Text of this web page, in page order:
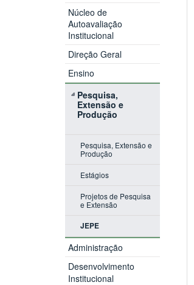
Núcleo de
Autoavaliação
Institucional
Direção Geral
Ensino
Pesquisa,
Extensão e
Produção
Pesquisa, Extensão e
Produção
Estágios
Projetos de Pesquisa
e Extensão
JEPE
Administração
Desenvolvimento
Institucional